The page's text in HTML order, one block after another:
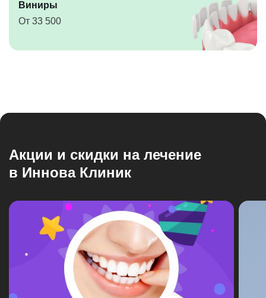
Виниры
От 33 500
Акции и скидки на лечение
в Иннова Клиник